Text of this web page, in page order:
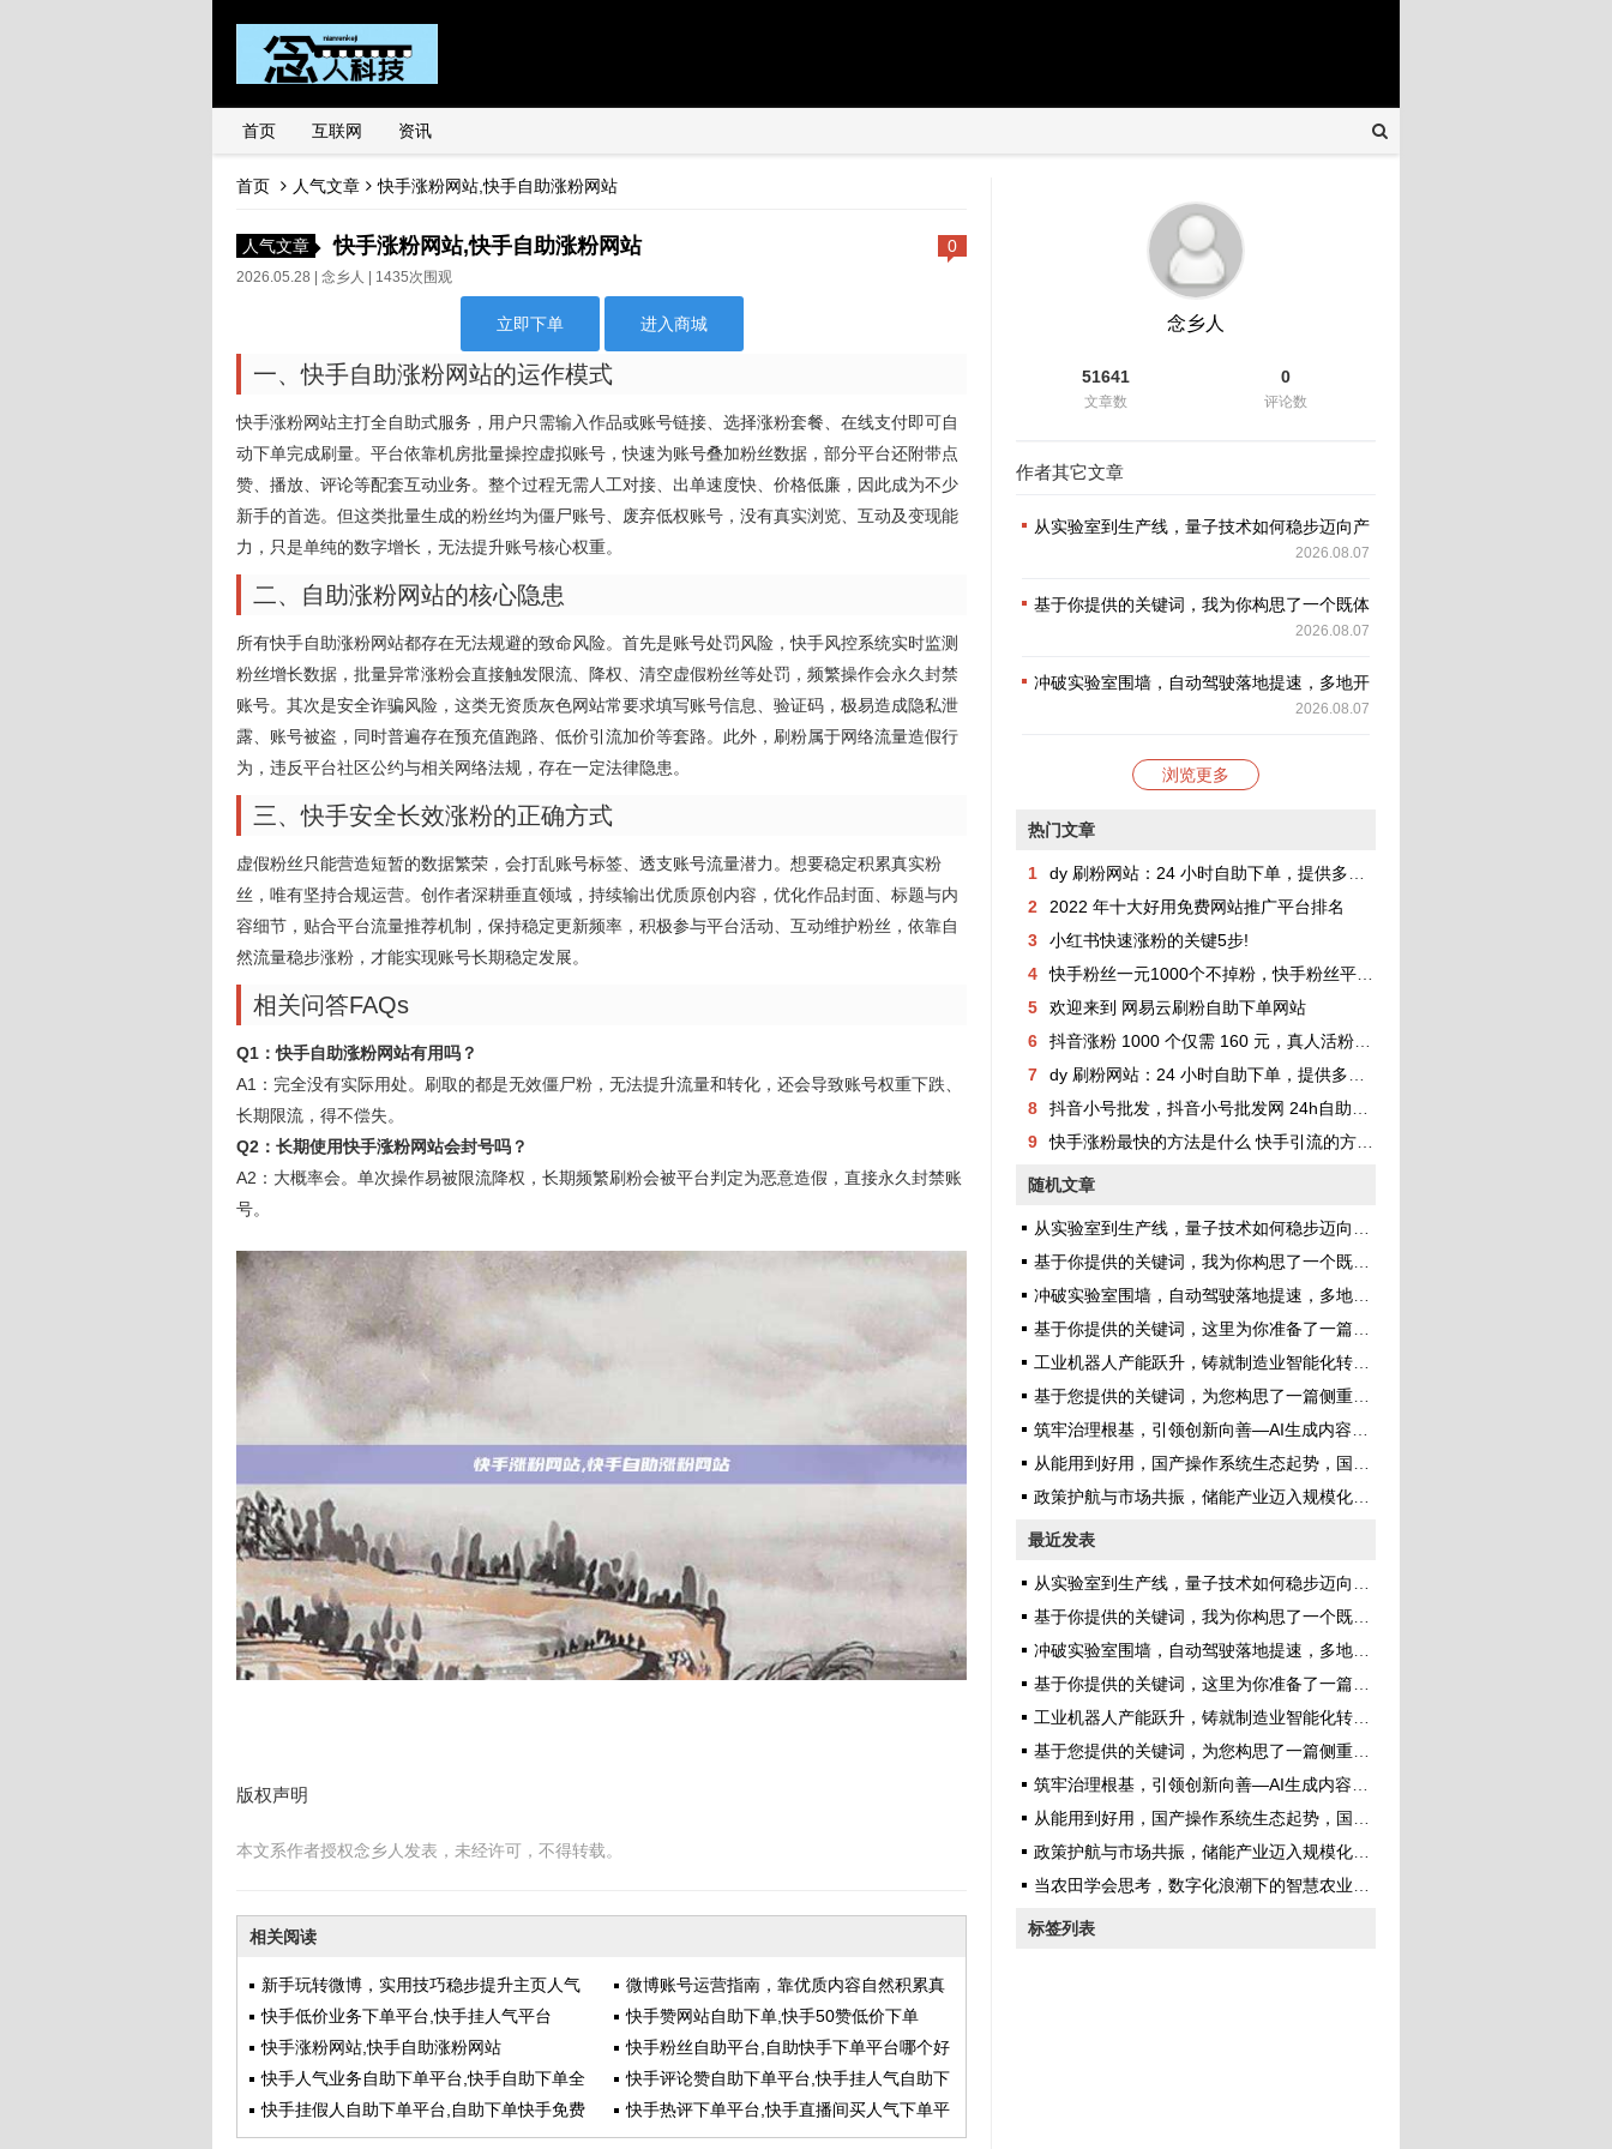
首页 互联网 资讯
首页 人气文章 快手涨粉网站,快手自助涨粉网站
人气文章 0
快手涨粉网站,快手自助涨粉网站
2026.05.28 | 念乡人 | 1435次围观
立即下单 进入商城
一、快手自助涨粉网站的运作模式
快手涨粉网站主打全自助式服务，用户只需输入作品或账号链接、选择涨粉套餐、在线支付即可自
动下单完成刷量。平台依靠机房批量操控虚拟账号，快速为账号叠加粉丝数据，部分平台还附带点
赞、播放、评论等配套互动业务。整个过程无需人工对接、出单速度快、价格低廉，因此成为不少
新手的首选。但这类批量生成的粉丝均为僵尸账号、废弃低权账号，没有真实浏览、互动及变现能
力，只是单纯的数字增长，无法提升账号核心权重。
二、自助涨粉网站的核心隐患
所有快手自助涨粉网站都存在无法规避的致命风险。首先是账号处罚风险，快手风控系统实时监测
粉丝增长数据，批量异常涨粉会直接触发限流、降权、清空虚假粉丝等处罚，频繁操作会永久封禁
账号。其次是安全诈骗风险，这类无资质灰色网站常要求填写账号信息、验证码，极易造成隐私泄
露、账号被盗，同时普遍存在预充值跑路、低价引流加价等套路。此外，刷粉属于网络流量造假行
为，违反平台社区公约与相关网络法规，存在一定法律隐患。
三、快手安全长效涨粉的正确方式
虚假粉丝只能营造短暂的数据繁荣，会打乱账号标签、透支账号流量潜力。想要稳定积累真实粉
丝，唯有坚持合规运营。创作者深耕垂直领域，持续输出优质原创内容，优化作品封面、标题与内
容细节，贴合平台流量推荐机制，保持稳定更新频率，积极参与平台活动、互动维护粉丝，依靠自
然流量稳步涨粉，才能实现账号长期稳定发展。
相关问答FAQs
Q1：快手自助涨粉网站有用吗？
A1：完全没有实际用处。刷取的都是无效僵尸粉，无法提升流量和转化，还会导致账号权重下跌、
长期限流，得不偿失。
Q2：长期使用快手涨粉网站会封号吗？
A2：大概率会。单次操作易被限流降权，长期频繁刷粉会被平台判定为恶意造假，直接永久封禁账
号。
版权声明
本文系作者授权念乡人发表，未经许可，不得转载。
相关阅读
新手玩转微博，实用技巧稳步提升主页人气
热度
微博账号运营指南，靠优质内容自然积累真
实粉丝
快手低价业务下单平台,快手挂人气平台
快手赞网站自助下单,快手50赞低价下单
快手涨粉网站,快手自助涨粉网站
快手粉丝自助平台,自助快手下单平台哪个好
快手人气业务自助下单平台,快手自助下单全
网最低
快手评论赞自助下单平台,快手挂人气自助下
单
快手挂假人自助下单平台,自助下单快手免费
下载
快手热评下单平台,快手直播间买人气下单平
台
念乡人
51641
文章数
0
评论数
作者其它文章
从实验室到生产线，量子技术如何稳步迈向产业化新纪元
2026.08.07
基于你提供的关键词，我为你构思了一个既体现新闻性又具有深度的标题，并
2026.08.07
冲破实验室围墙，自动驾驶落地提速，多地开放更多道路测试场景构建真实考
2026.08.07
浏览更多
热门文章
1
dy 刷粉网站：24 小时自助下单，提供多种 QQ 业务服务，助你成为网红
2
2022 年十大好用免费网站推广平台排名
3
小红书快速涨粉的关键5步!
4
快手粉丝一元1000个不掉粉，快手粉丝平台 网站免费，小白进来看看，教你如何快速涨粉1000，其实很简单！
5
欢迎来到 网易云刷粉自助下单网站
6
抖音涨粉 1000 个仅需 160 元，真人活粉助力账号价值提升
7
dy 刷粉网站：24 小时自助下单，提供多种 QQ 业务服务，助你成为网红
8
抖音小号批发，抖音小号批发网 24h自助发卡？
9
快手涨粉最快的方法是什么 快手引流的方法是什么
随机文章
从实验室到生产线，量子技术如何稳步迈向产业化新纪元
基于你提供的关键词，我为你构思了一个既体现新闻性又具有深度的标题，并完成了一篇完整的文章
冲破实验室围墙，自动驾驶落地提速，多地开放更多道路测试场景构建真实考场
基于你提供的关键词，这里为你准备了一篇深度分析文章
工业机器人产能跃升，铸就制造业智能化转型的钢铁脊梁
基于您提供的关键词，为您构思了一篇侧重于产业分析与能源转型的深度文章
筑牢治理根基，引领创新向善—AI生成内容监管持续强化 规范行业健康发展
从能用到好用，国产操作系统生态起势，国产化替代步入快车道
政策护航与市场共振，储能产业迈入规模化发展黄金期
最近发表
从实验室到生产线，量子技术如何稳步迈向产业化新纪元
基于你提供的关键词，我为你构思了一个既体现新闻性又具有深度的标题，并完成了一篇完整的文章
冲破实验室围墙，自动驾驶落地提速，多地开放更多道路测试场景构建真实考场
基于你提供的关键词，这里为你准备了一篇深度分析文章
工业机器人产能跃升，铸就制造业智能化转型的钢铁脊梁
基于您提供的关键词，为您构思了一篇侧重于产业分析与能源转型的深度文章
筑牢治理根基，引领创新向善—AI生成内容监管持续强化 规范行业健康发展
从能用到好用，国产操作系统生态起势，国产化替代步入快车道
政策护航与市场共振，储能产业迈入规模化发展黄金期
当农田学会思考，数字化浪潮下的智慧农业革命
标签列表